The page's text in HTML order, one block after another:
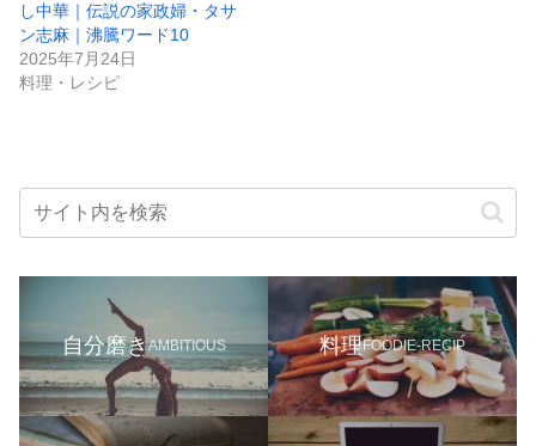
し中華｜伝説の家政婦・タサ
ン志麻｜沸騰ワード10
2025年7月24日
料理・レシピ
自分磨きAMBITIOUS 料理FOODIE-RECIP